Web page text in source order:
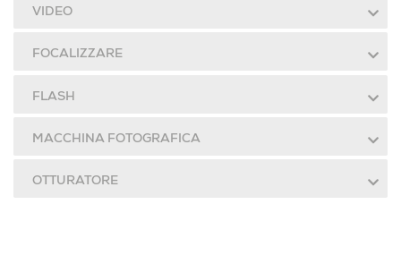
VIDEO
FOCALIZZARE
FLASH
MACCHINA FOTOGRAFICA
OTTURATORE